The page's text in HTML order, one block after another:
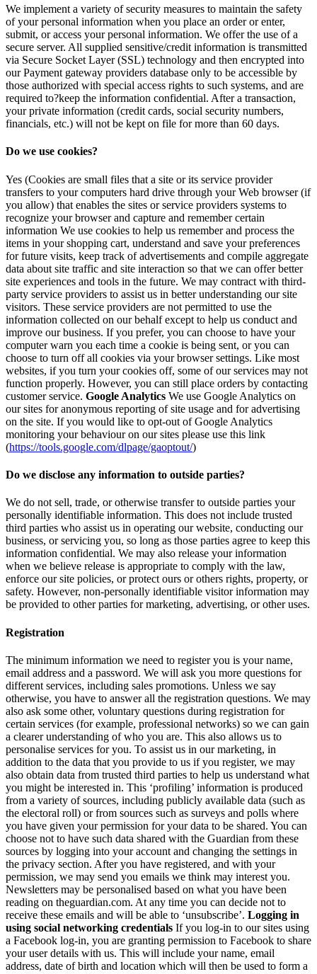
We implement a variety of security measures to maintain the safety
of your personal information when you place an order or enter,
submit, or access your personal information. We offer the use of a
secure server. All supplied sensitive/credit information is transmitted
via Secure Socket Layer (SSL) technology and then encrypted into
our Payment gateway providers database only to be accessible by
those authorized with special access rights to such systems, and are
required to?keep the information confidential. After a transaction,
your private information (credit cards, social security numbers,
financials, etc.) will not be kept on file for more than 60 days.
Do we use cookies?
Yes (Cookies are small files that a site or its service provider
transfers to your computers hard drive through your Web browser (if
you allow) that enables the sites or service providers systems to
recognize your browser and capture and remember certain
information We use cookies to help us remember and process the
items in your shopping cart, understand and save your preferences
for future visits, keep track of advertisements and compile aggregate
data about site traffic and site interaction so that we can offer better
site experiences and tools in the future. We may contract with third-
party service providers to assist us in better understanding our site
visitors. These service providers are not permitted to use the
information collected on our behalf except to help us conduct and
improve our business. If you prefer, you can choose to have your
computer warn you each time a cookie is being sent, or you can
choose to turn off all cookies via your browser settings. Like most
websites, if you turn your cookies off, some of our services may not
function properly. However, you can still place orders by contacting
customer service. Google Analytics We use Google Analytics on
our sites for anonymous reporting of site usage and for advertising
on the site. If you would like to opt-out of Google Analytics
monitoring your behaviour on our sites please use this link
(https://tools.google.com/dlpage/gaoptout/)
Do we disclose any information to outside parties?
We do not sell, trade, or otherwise transfer to outside parties your
personally identifiable information. This does not include trusted
third parties who assist us in operating our website, conducting our
business, or servicing you, so long as those parties agree to keep this
information confidential. We may also release your information
when we believe release is appropriate to comply with the law,
enforce our site policies, or protect ours or others rights, property, or
safety. However, non-personally identifiable visitor information may
be provided to other parties for marketing, advertising, or other uses.
Registration
The minimum information we need to register you is your name,
email address and a password. We will ask you more questions for
different services, including sales promotions. Unless we say
otherwise, you have to answer all the registration questions. We may
also ask some other, voluntary questions during registration for
certain services (for example, professional networks) so we can gain
a clearer understanding of who you are. This also allows us to
personalise services for you. To assist us in our marketing, in
addition to the data that you provide to us if you register, we may
also obtain data from trusted third parties to help us understand what
you might be interested in. This ‘profiling’ information is produced
from a variety of sources, including publicly available data (such as
the electoral roll) or from sources such as surveys and polls where
you have given your permission for your data to be shared. You can
choose not to have such data shared with the Guardian from these
sources by logging into your account and changing the settings in
the privacy section. After you have registered, and with your
permission, we may send you emails we think may interest you.
Newsletters may be personalised based on what you have been
reading on theguardian.com. At any time you can decide not to
receive these emails and will be able to ‘unsubscribe’. Logging in
using social networking credentials If you log-in to our sites using
a Facebook log-in, you are granting permission to Facebook to share
your user details with us. This will include your name, email
address, date of birth and location which will then be used to form a